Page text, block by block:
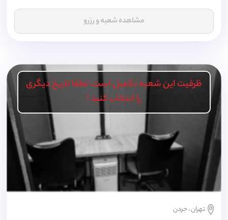
مشاهده شعبه و رزرو
ظرفیت این شعبه تکمیل است، لطفا تاریخ دیگری
را انتخاب کنید !
تهران ، جردن